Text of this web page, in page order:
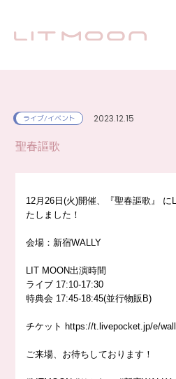
ライブ/イベント 2023.12.15
聖春謳歌
12月26日(火)開催、『聖春謳歌』
たしました！
会場：新宿WALLY
LIT MOON出演時間
ライブ 17:10-17:30
特典会 17:45-18:45(並行物販B)
チケット https://t.livepocket.jp/e/
ご来場、お待ちしております！